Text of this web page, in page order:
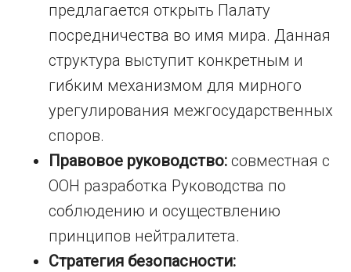
предлагается открыть Палату
посредничества во имя мира. Данная
структура выступит конкретным и
гибким механизмом для мирного
урегулирования межгосударственных
споров.
Правовое руководство: совместная с
ООН разработка Руководства по
соблюдению и осуществлению
принципов нейтралитета.
Стратегия безопасности: